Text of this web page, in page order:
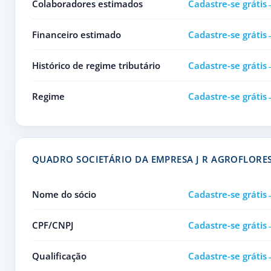
Colaboradores estimados Cadastre-se grátis
Financeiro estimado Cadastre-se grátis
Histórico de regime tributário Cadastre-se grátis
Regime Cadastre-se grátis
QUADRO SOCIETÁRIO DA EMPRESA J R
Nome do sócio Cadastre-se grátis
CPF/CNPJ Cadastre-se grátis
Qualificação Cadastre-se grátis